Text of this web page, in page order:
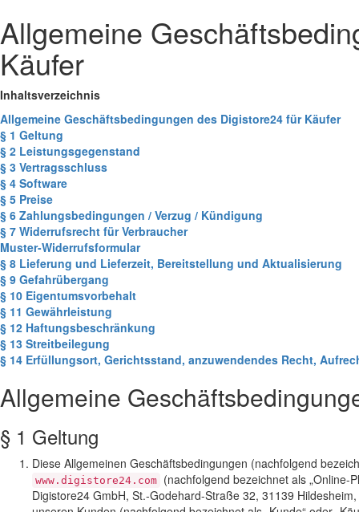
Allgemeine
Käufer
Inhaltsverzeichnis
Allgemeine Geschäftsbedingungen des Digistore24 für Käufer
§ 1 Geltung
§ 2 Leistungsgegenstand
§ 3 Vertragsschluss
§ 4 Software
§ 5 Preise
§ 6 Zahlungsbedingungen / Verzug / Kündigung
§ 7 Widerrufsrecht für Verbraucher
Muster-Widerrufsformular
§ 8 Lieferung und Lieferzeit, Bereitstellung und Aktualisierung
§ 9 Gefahrübergang
§ 10 Eigentumsvorbehalt
§ 11 Gewährleistung
§ 12 Haftungsbeschränkung
§ 13 Streitbeilegung
§ 14 Erfüllungsort, Gerichtsstand, anzuwendendes Recht,
Allgemeine
§ 1 Geltung
Diese Allgemeinen Geschäftsbedingungen (nachfolgend
www.digistore24.com (nachfolgend bezeichnet als „Online-
Digistore24 GmbH, St.-Godehard-Straße 32, 31139